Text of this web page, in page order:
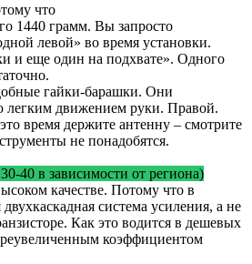
что
1440 грамм. Вы запросто
левой» во время установки.
и еще один на подхвате». Одного
гайки-барашки. Они
легким движением руки. Правой.
время держите антенну – смотрите
не понадобятся.
40 в зависимости от региона)
качестве. Потому что в
двухкаскадная система усиления, а не
Как это водится в дешевых
коэффициентом